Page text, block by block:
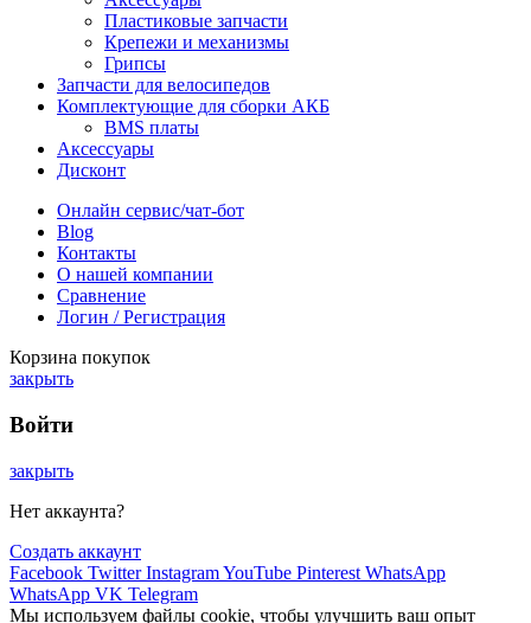
Пластиковые запчасти
Крепежи и механизмы
Грипсы
Запчасти для велосипедов
Комплектующие для сборки АКБ
BMS платы
Аксессуары
Дисконт
Онлайн сервис/чат-бот
Blog
Контакты
О нашей компании
Сравнение
Логин / Регистрация
Корзина покупок
закрыть
Войти
закрыть
Нет аккаунта?
Создать аккаунт
Facebook Twitter InstagramYouTube Pinterest WhatsApp
WhatsApp VK Telegram
Мы используем файлы cookie, чтобы улучшить ваш опыт